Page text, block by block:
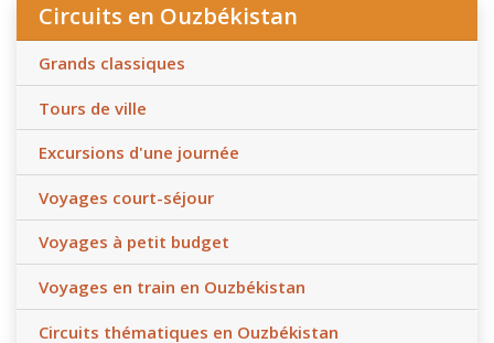
Circuits en Ouzbékistan
Grands classiques
Tours de ville
Excursions d'une journée
Voyages court-séjour
Voyages à petit budget
Voyages en train en Ouzbékistan
Circuits thématiques en Ouzbékistan